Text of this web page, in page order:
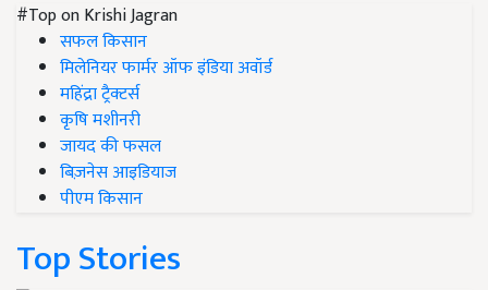
#Top on Krishi Jagran
सफल किसान
मिलेनियर फार्मर ऑफ इंडिया अवॉर्ड
महिंद्रा ट्रैक्टर्स
कृषि मशीनरी
जायद की फसल
बिज़नेस आइडियाज
पीएम किसान
Top Stories